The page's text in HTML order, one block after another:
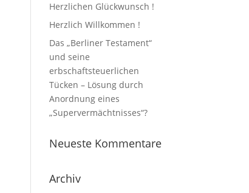
Herzlichen Glückwunsch !
Herzlich Willkommen !
Das „Berliner Testament“
und seine
erbschaftsteuerlichen
Tücken – Lösung durch
Anordnung eines
„Supervermächtnisses“?
Neueste Kommentare
Archiv